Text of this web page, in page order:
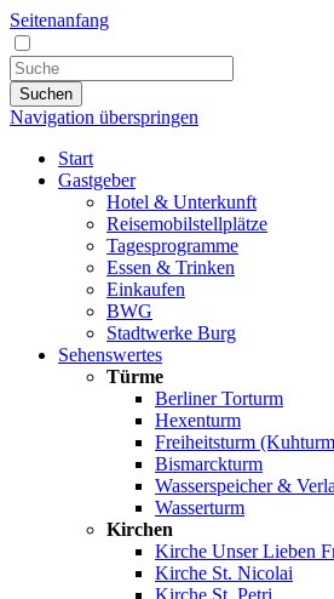
Seitenanfang
Suchen
Navigation überspringen
Start
Gastgeber
Hotel & Unterkunft
Reisemobilstellplätze
Tagesprogramme
Essen & Trinken
Einkaufen
BWG
Stadtwerke Burg
Sehenswertes
Türme
Berliner Torturm
Hexenturm
Freiheitsturm
Bismarckturm
Wasserspeicher &
Wasserturm
Kirchen
Kirche Unser Lieben
Kirche St. Nicolai
Kirche St. Petri